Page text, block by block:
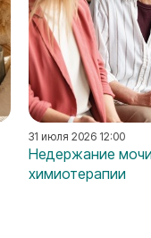
31 июля 2026 12:00
Недержание
химиотерапии